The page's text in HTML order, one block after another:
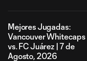
Mejores Jugadas:
Vancouver Whitecaps
vs. FC Juárez | 7 de
Agosto, 2026